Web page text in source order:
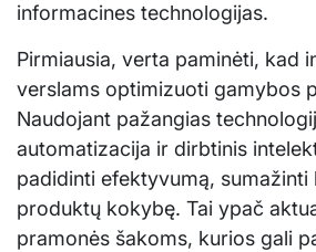
informacines technologijas.
Pirmiausia, verta paminėti, kad
verslams optimizuoti gamybos
Naudojant pažangias
automatizacija ir dirbtinis
padidinti efektyvumą,
produktų kokybę. Tai ypač
pramonės šakoms, kurios gali